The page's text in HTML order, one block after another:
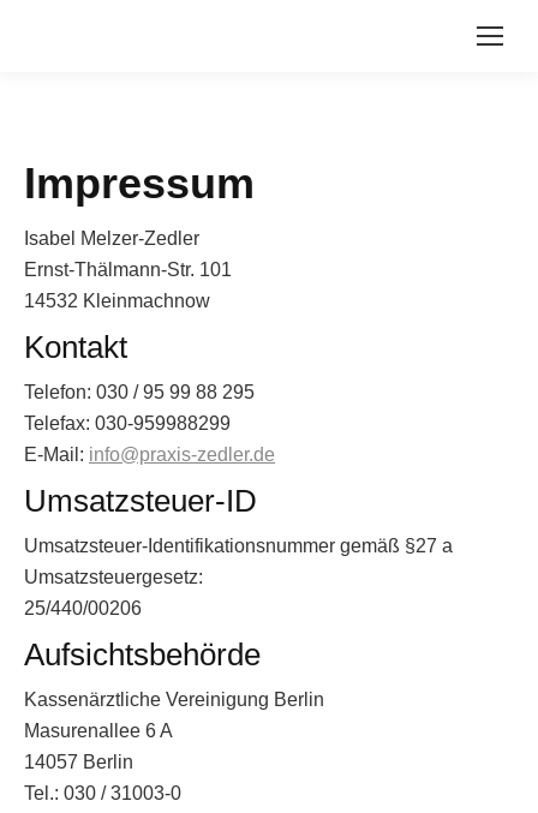
Impressum
Isabel Melzer-Zedler
Ernst-Thälmann-Str. 101
14532 Kleinmachnow
Kontakt
Telefon: 030 / 95 99 88 295
Telefax: 030-959988299
E-Mail: info@praxis-zedler.de
Umsatzsteuer-ID
Umsatzsteuer-Identifikationsnummer gemäß §27 a
Umsatzsteuergesetz:
25/440/00206
Aufsichtsbehörde
Kassenärztliche Vereinigung Berlin
Masurenallee 6 A
14057 Berlin
Tel.: 030 / 31003-0